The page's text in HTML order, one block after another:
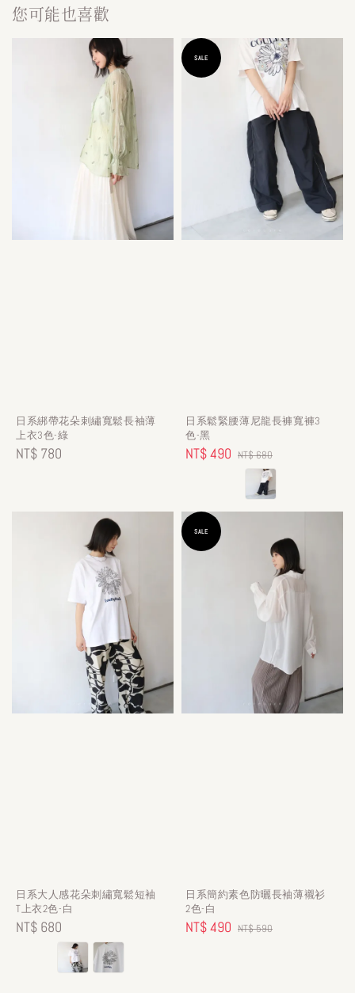
您可能也喜歡
日系綁帶花朵刺繡寬鬆長袖薄
上衣3色-綠
Regular
NT$ 780
SALE
日系鬆緊腰薄尼龍長褲寬褲3
色-黑
Sale
NT$ 490 Regular
price
NT$ 680
日系大人感花朵刺繡寬鬆短袖
T上衣2色-白
Regular
NT$ 680
SALE
日系簡約素色防曬長袖薄襯衫
2色-白
Sale
NT$ 490 Regular
NT$ 590